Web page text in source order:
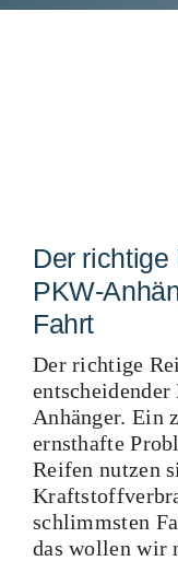
Der
PKW-
Fahrt
Der richtige
Anhänger. Ein
ernsthafte
Reifen nutzen
schlimmsten
das wollen wir